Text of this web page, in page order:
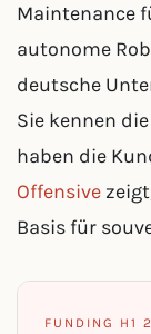
Maintenance
autonome
deutsche
Sie kennen
haben die
Offensive
Basis für
FUNDING H1